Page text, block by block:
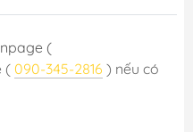
(
( 090-345-2816 ) nếu có